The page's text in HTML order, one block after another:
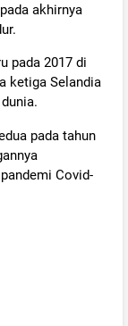
akhirnya
pada 2017 di
ketiga Selandia
pada tahun
Covid-